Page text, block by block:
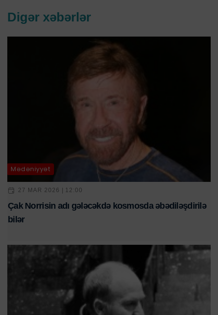
Digər xəbərlər
Mədəniyyət
27 MAR 2026 | 12:00
Çak Norrisin adı gələcəkdə kosmosda əbədiləşdirilə
bilər